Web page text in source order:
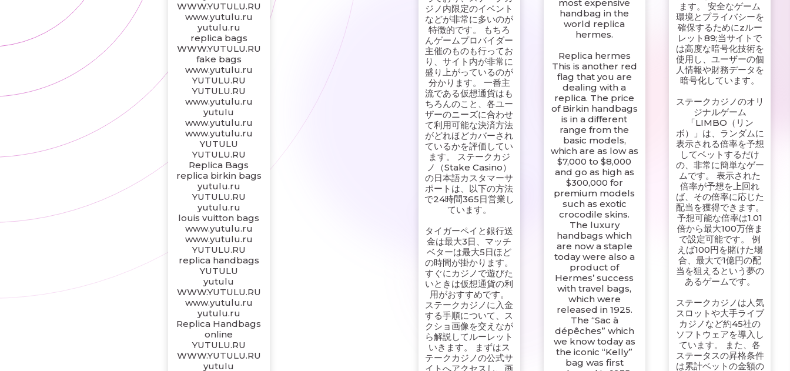
WWW.YUTULU.RU
www.yutulu.ru
yutulu.ru
replica bags
WWW.YUTULU.RU
fake bags
www.yutulu.ru
YUTULU.RU
YUTULU.RU
www.yutulu.ru
yutulu
www.yutulu.ru
www.yutulu.ru
YUTULU
YUTULU.RU
Replica Bags
replica birkin bags
yutulu.ru
YUTULU.RU
yutulu.ru
louis vuitton bags
www.yutulu.ru
www.yutulu.ru
YUTULU.RU
replica handbags
YUTULU
yutulu
WWW.YUTULU.RU
www.yutulu.ru
yutulu.ru
Replica Handbags
online
YUTULU.RU
WWW.YUTULU.RU
yutulu
ジノ内限定のイベント
などが非常に多いのが
特徴的です。 もちろ
んゲームプロバイダー
主催のものも行ってお
り、サイト内が非常に
盛り上がっているのが
分かります。 一番主
流である仮想通貨はも
ちろんのこと、各ユー
ザーのニーズに合わせ
て利用可能な決済方法
がどれほどカバーされ
ているかを評価してい
ます。 ステークカジ
ノ（Stake Casino）
の日本語カスタマーサ
ポートは、以下の方法
で24時間365日営業し
ています。
タイガーペイと銀行送
金は最大3日、マッチ
ベターは最大5日ほど
の時間が掛かります。
すぐにカジノで遊びた
いときは仮想通貨の利
用がおすすめです。
ステークカジノに入金
する手順について、ス
クショ画像を交えなが
ら解説して ルーレット
いきます。 まずはス
テークカジノの公式サ
イトへアクセスし、画
most expensive
handbag in the
world replica
hermes.
Replica hermes
This is another red
flag that you are
dealing with a
replica. The price
of Birkin handbags
is in a different
range from the
basic models,
which are as low as
$7,000 to $8,000
and go as high as
$300,000 for
premium models
such as exotic
crocodile skins.
The luxury
handbags which
are now a staple
today were also a
product of
Hermes’ success
with travel bags,
which were
released in 1925.
The “Sac à
dépêches” which
we know today as
the iconic “Kelly”
bag was first
ます。 安全なゲーム
環境とプライバシーを
確保するためにz ルー
レット89;当サイトで
は高度な暗号化技術を
使用し、ユーザーの個
人情報や財務データを
暗号化しています。
ステークカジノのオリ
ジナルゲーム
「LIMBO（リン
ボ）」は、ランダムに
表示される倍率を予想
してベットするだけ
の、非常に簡単なゲー
ムです。 表示された
倍率が予想を上回れ
ば、その倍率に応じた
配当を獲得できます。
予想可能な倍率は1.01
倍から最大100万倍ま
で設定可能です。 例
えば100円を賭けた場
合、最大で1億円の配
当を狙えるという夢の
あるゲームです。
ステークカジノは人気
スロットや大手ライブ
カジノなど約45社の
ソフトウェアを導入し
ています。 また、各
ステータスの昇格条件
は累計ベットの金額の